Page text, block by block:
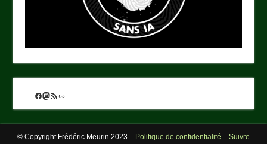
Facebook
Mastodon
Flux RSS
Lien
© Copyright Frédéric Meurin 2023 – Politique de confidentialité – Suivre